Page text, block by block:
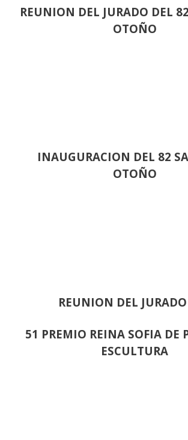
REUNION DEL JURADO DEL
OTOÑO
INAUGURACION DEL 82
OTOÑO
REUNION DEL
51 PREMIO REINA SOFIA DE
ESCULTURA